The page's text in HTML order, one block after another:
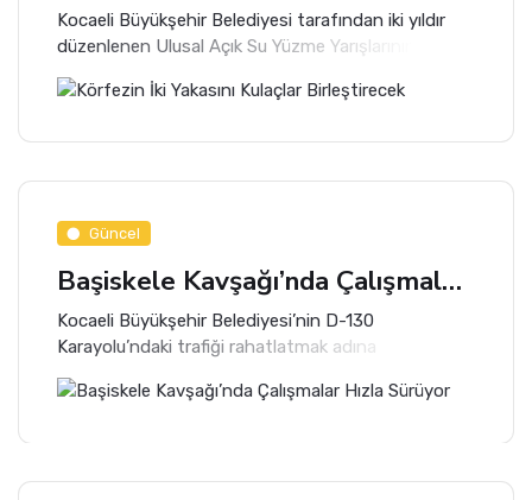
Kocaeli Büyükşehir Belediyesi tarafından iki yıldır
düzenlenen Ulusal Açık Su Yüzme Yarışlarının
üçüncüsü pazar günü yapılacak. Sporcular
Gölcük'ten başlayıp Derince'ye kadar kulaç atacak.
Güncel
Başiskele Kavşağı’nda Çalışmalar Hızla Sürüyor
Kocaeli Büyükşehir Belediyesi’nin D-130
Karayolu’ndaki trafiği rahatlatmak adına
projelendirilen “Başiskele Kavşağı Koridor
Projesi”nde çalışmalar hızla sürüyor.